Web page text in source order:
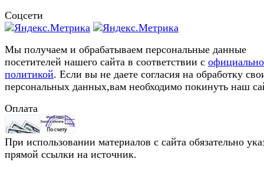
Соцсети
Мы получаем и обрабатываем персональные данные
посетителей нашего сайта в соответствии с
политикой. Если вы не даете согласия на обработку
персональных данных,вам необходимо покинуть наш
Оплата
При использовании материалов с сайта обязательно
прямой ссылки на источник.